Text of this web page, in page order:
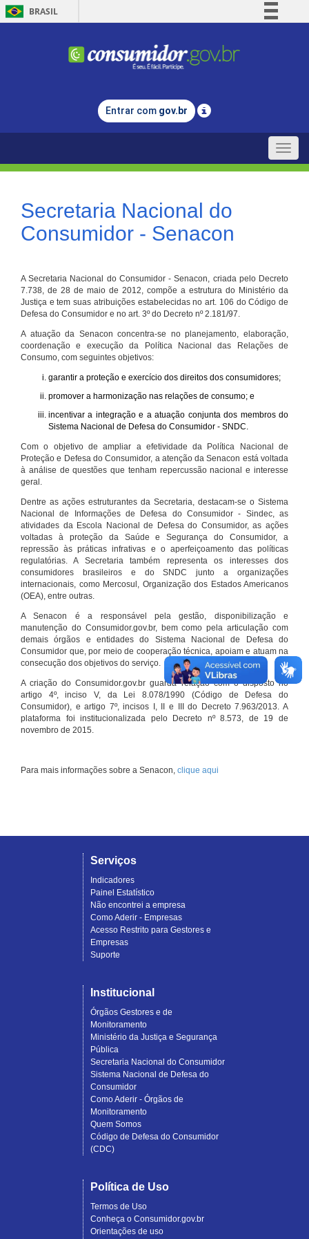
BRASIL
Comunica BR
Legislação
Entrar com gov.br
Toggle
Secretaria Nacional do
Consumidor - Senacon
A Secretaria Nacional do Consumidor - Senacon, criada pelo Decreto
7.738, de 28 de maio de 2012, compõe a estrutura do Ministério da
Justiça e tem suas atribuições estabelecidas no art. 106 do Código de
Defesa do Consumidor e no art. 3º do Decreto nº 2.181/97.
A atuação da Senacon concentra-se no planejamento, elaboração,
coordenação e execução da Política Nacional das Relações de
Consumo, com seguintes objetivos:
garantir a proteção e exercício dos direitos dos consumidores;
promover a harmonização nas relações de consumo; e
incentivar a integração e a atuação conjunta dos membros do
Sistema Nacional de Defesa do Consumidor - SNDC.
Com o objetivo de ampliar a efetividade da Política Nacional de
Proteção e Defesa do Consumidor, a atenção da Senacon está voltada
à análise de questões que tenham repercussão nacional e interesse
geral.
Dentre as ações estruturantes da Secretaria, destacam-se o Sistema
Nacional de Informações de Defesa do Consumidor - Sindec, as
atividades da Escola Nacional de Defesa do Consumidor, as ações
voltadas à proteção da Saúde e Segurança do Consumidor, a
repressão às práticas infrativas e o aperfeiçoamento das políticas
regulatórias. A Secretaria também representa os interesses dos
consumidores brasileiros e do SNDC junto a organizações
internacionais, como Mercosul, Organização dos Estados Americanos
(OEA), entre outras.
A Senacon é a responsável pela gestão, disponibilização e
manutenção do Consumidor.gov.br, bem como pela articulação com
demais órgãos e entidades do Sistema Nacional de Defesa do
Consumidor que, por meio de cooperação técnica, apoiam e atuam na
consecução dos objetivos do serviço.
A criação do Consumidor.gov.br guarda relação com o disposto no
artigo 4º, inciso V, da Lei 8.078/1990 (Código de Defesa do
Consumidor), e artigo 7º, incisos I, II e III do Decreto 7.963/2013. A
plataforma foi institucionalizada pelo Decreto nº 8.573, de 19 de
novembro de 2015.
Para mais informações sobre a Senacon, clique aqui
Serviços
Indicadores
Painel Estatístico
Não encontrei a empresa
Como Aderir - Empresas
Acesso Restrito para Gestores e
Empresas
Suporte
Institucional
Órgãos Gestores e de
Monitoramento
Ministério da Justiça e Segurança
Pública
Secretaria Nacional do Consumidor
Sistema Nacional de Defesa do
Consumidor
Como Aderir - Órgãos de
Monitoramento
Quem Somos
Código de Defesa do Consumidor
(CDC)
Política de Uso
Termos de Uso
Conheça o Consumidor.gov.br
Orientações de uso